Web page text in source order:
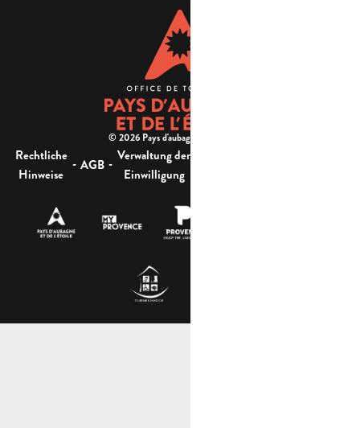
© 2026 Pays d'aubagne et de l'étoile -
Rechtliche
Hinweise
- AGB - Verwaltung der
Einwilligung